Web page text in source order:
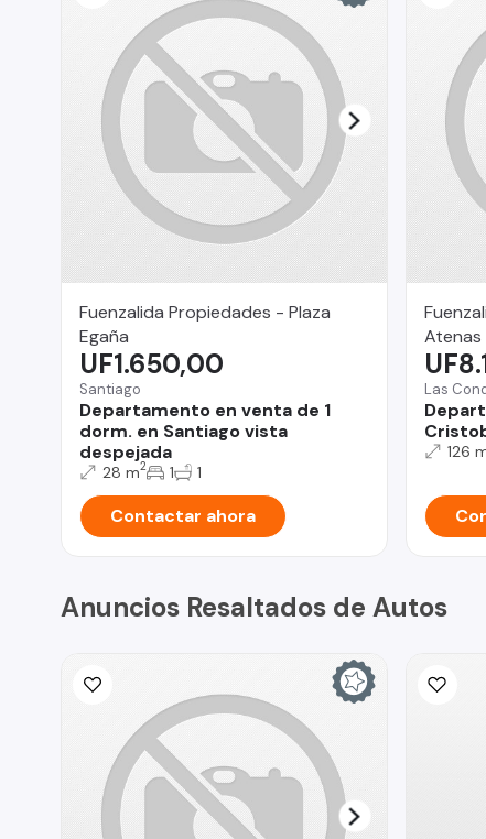
Fuenzalida Propiedades - Plaza
Egaña
Santiago
Departamento en venta de 1
dorm. en Santiago vista
despejada
UF1.650,00
28 m2 1 1
Contactar ahora
Atenas
Las
126
Anuncios Resaltados de Autos